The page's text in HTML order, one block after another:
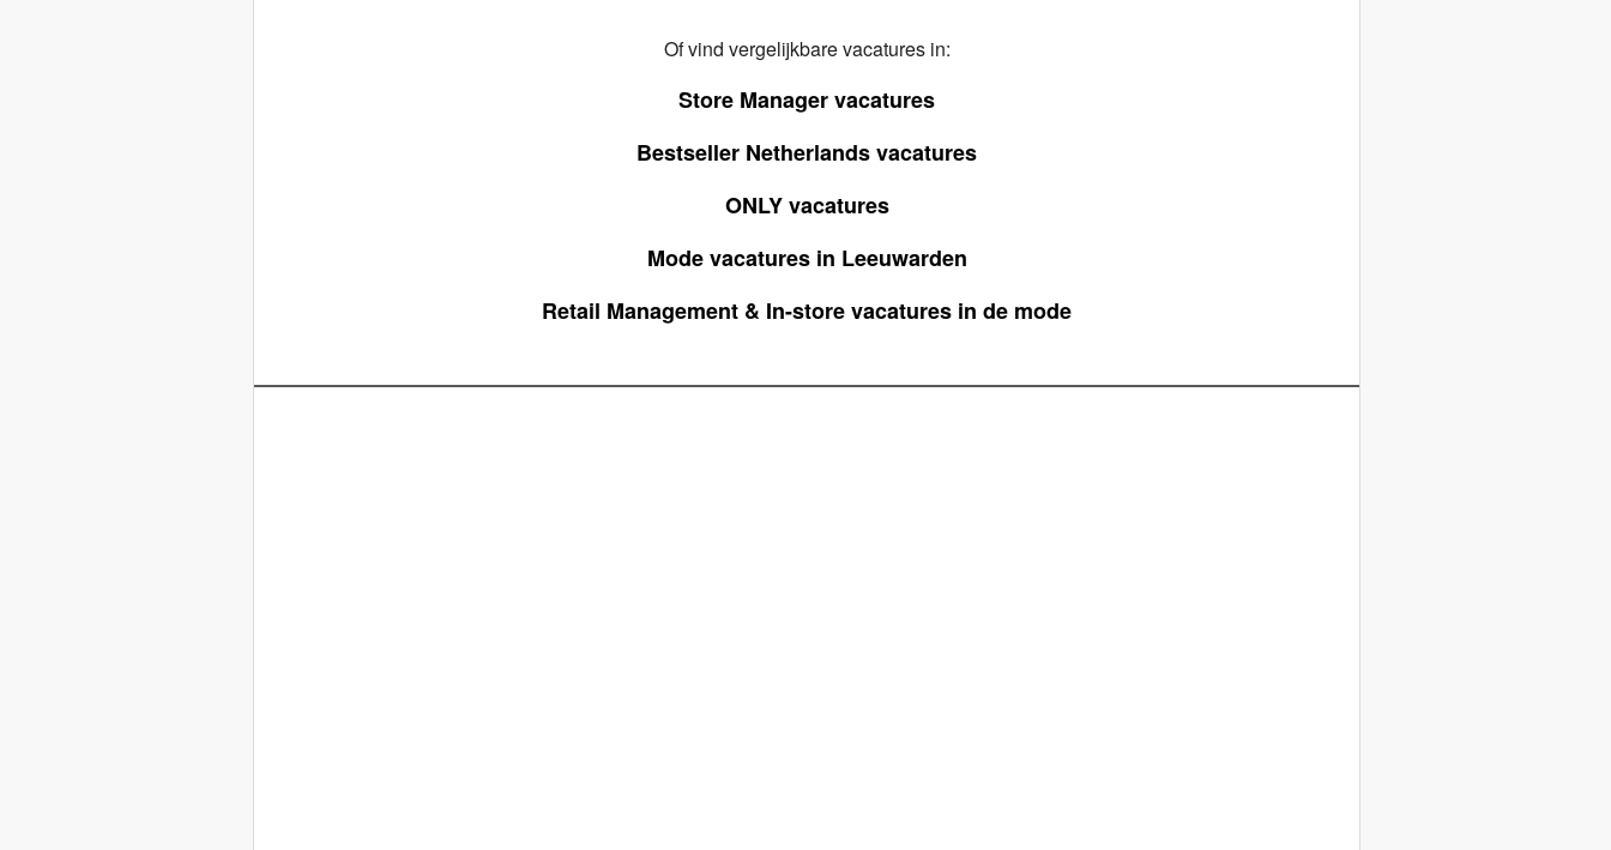
Of vind vergelijkbare vacatures in:
Store Manager vacatures
Bestseller Netherlands vacatures
ONLY vacatures
Mode vacatures in Leeuwarden
Retail Management & In-store vacatures in de mode